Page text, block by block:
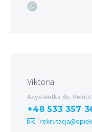
Viktoria
Asystentka ds.
+48 533 357